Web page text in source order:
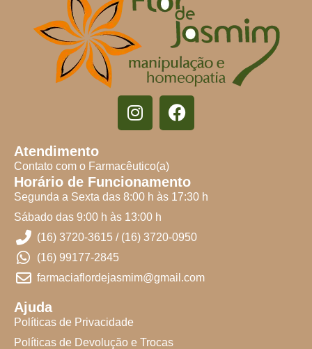
Atendimento
Contato com o Farmacêutico(a)
Horário de Funcionamento
Segunda a Sexta das 8:00 h às 17:30 h
Sábado das 9:00 h às 13:00 h
(16) 3720-3615 / (16) 3720-0950
(16) 99177-2845
farmaciaflordejasmim@gmail.com
Ajuda
Políticas de Privacidade
Políticas de Devolução e Trocas